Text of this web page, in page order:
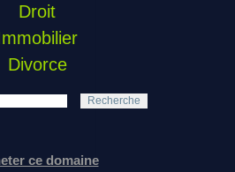
Droit
Divorce
Recherche
ce domaine